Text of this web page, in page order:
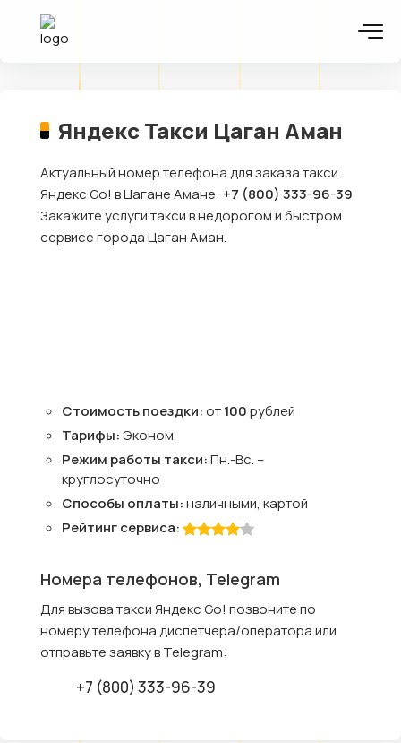
Яндекс Такси Цаган Аман
Актуальный номер телефона для заказа такси
Яндекс Go! в Цагане Амане: +7 (800) 333-96-39
Закажите услуги такси в недорогом и быстром
сервисе города Цаган Аман.
Стоимость поездки:от100рублей
Тарифы:Эконом
Режим работы такси:Пн.-Вс. –
круглосуточно
Способы оплаты:наличными, картой
Рейтинг сервиса:
Номера телефонов, Telegram
Для вызова такси Яндекс Go! позвоните по
номеру телефона диспетчера/оператора или
отправьте заявку в Telegram:
+7 (800) 333-96-39